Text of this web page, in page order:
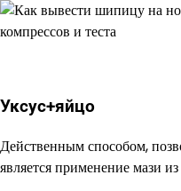
Уксус+яйцо
Действенным способом,
является применение мази